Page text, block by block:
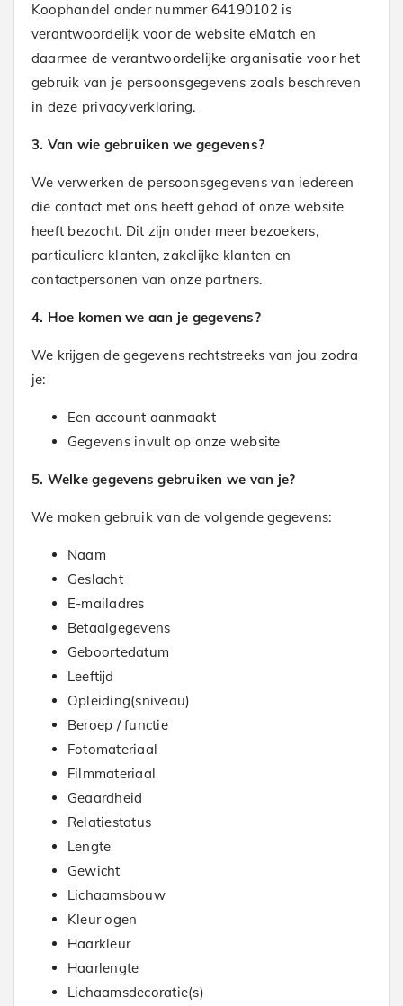
Koophandel onder nummer 64190102 is
verantwoordelijk voor de website eMatch en
daarmee de verantwoordelijke organisatie voor het
gebruik van je persoonsgegevens zoals beschreven
in deze privacyverklaring.
3. Van wie gebruiken we gegevens?
We verwerken de persoonsgegevens van iedereen
die contact met ons heeft gehad of onze website
heeft bezocht. Dit zijn onder meer bezoekers,
particuliere klanten, zakelijke klanten en
contactpersonen van onze partners.
4. Hoe komen we aan je gegevens?
We krijgen de gegevens rechtstreeks van jou zodra
je:
Een account aanmaakt
Gegevens invult op onze website
5. Welke gegevens gebruiken we van je?
We maken gebruik van de volgende gegevens:
Naam
Geslacht
E-mailadres
Betaalgegevens
Geboortedatum
Leeftijd
Opleiding(sniveau)
Beroep / functie
Fotomateriaal
Filmmateriaal
Geaardheid
Relatiestatus
Lengte
Gewicht
Lichaamsbouw
Kleur ogen
Haarkleur
Haarlengte
Lichaamsdecoratie(s)